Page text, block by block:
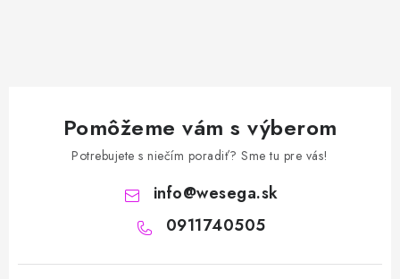
Pomôžeme vám s výberom
Potrebujete s niečím poradiť? Sme tu pre vás!
info@wesega.sk
0911740505